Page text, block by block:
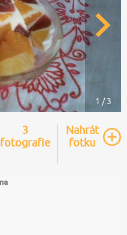
1 / 3
3
fotografie
Nahrát
fotku